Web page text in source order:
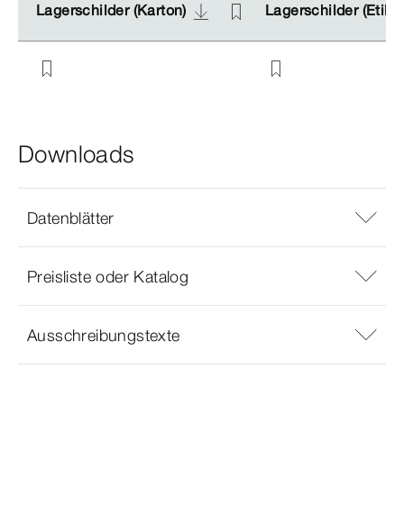
Lagerschilder (Karton) Lagerschilder
Lagerschilder (Karton) Lagerschilder
Downloads
Datenblätter
Preisliste oder Katalog
Ausschreibungstexte